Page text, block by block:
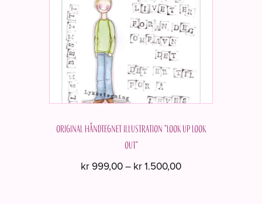
Original håndtegnet illustration "Look up look
out"
kr999,00– kr1.500,00Prisinterval: